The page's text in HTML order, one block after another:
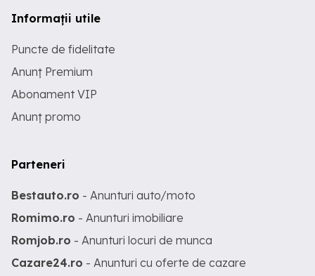
Informații utile
Puncte de fidelitate
Anunț Premium
Abonament VIP
Anunț promo
Parteneri
Bestauto.ro - Anunturi auto/moto
Romimo.ro - Anunturi imobiliare
Romjob.ro - Anunturi locuri de munca
Cazare24.ro - Anunturi cu oferte de cazare